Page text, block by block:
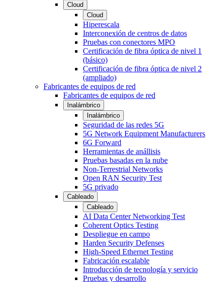
Cloud
Cloud
Hiperescala
Interconexión de centros de datos
Pruebas con conectores MPO
Certificación de fibra óptica de nivel 1
(básico)
Certificación de fibra óptica de nivel 2
(ampliado)
Fabricantes de equipos de red
Fabricantes de equipos de red
Inalámbrico
Inalámbrico
Seguridad de las redes 5G
5G Network Equipment Manufacturers
6G Forward
Herramientas de anállisis
Pruebas basadas en la nube
Non-Terrestrial Networks
Open RAN Security Test
5G privado
Cableado
Cableado
AI Data Center Networking Test
Coherent Optics Testing
Despliegue en campo
Harden Security Defenses
High-Speed Ethernet Testing
Fabricación escalable
Introducción de tecnología y servicio
Pruebas y desarrollo